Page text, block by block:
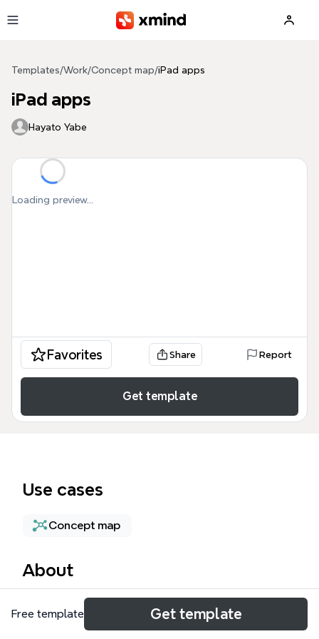
Templates/Work/Concept map/iPad apps
iPad apps
Hayato Yabe
Loading preview...
Favorites Share Report
Get template
Use cases
Concept map
About
iPad apps マインドマップは、学習、動画編集、ドキ
ュメント管理など、iPadのポテンシャルを最大限に引
Free template Get template